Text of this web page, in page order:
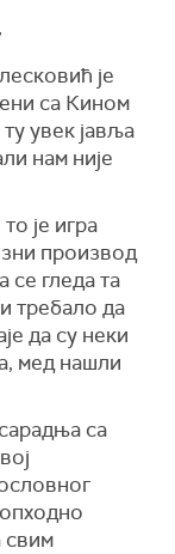
je
са Кином
увек јавља
нам није
је игра
производ
се гледа та
требало да
да су неки
мед нашли
са
свим